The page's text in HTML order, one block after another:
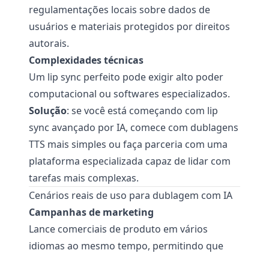
regulamentações locais sobre dados de
usuários e materiais protegidos por direitos
autorais.
Complexidades técnicas
Um lip sync perfeito pode exigir alto poder
computacional ou softwares especializados.
Solução: se você está começando com lip
sync avançado por IA, comece com dublagens
TTS mais simples ou faça parceria com uma
plataforma especializada capaz de lidar com
tarefas mais complexas.
Cenários reais de uso para dublagem com IA
Campanhas de marketing
Lance comerciais de produto em vários
idiomas ao mesmo tempo, permitindo que